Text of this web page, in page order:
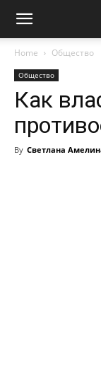
Home Общество
Общество
Как
By Светлана